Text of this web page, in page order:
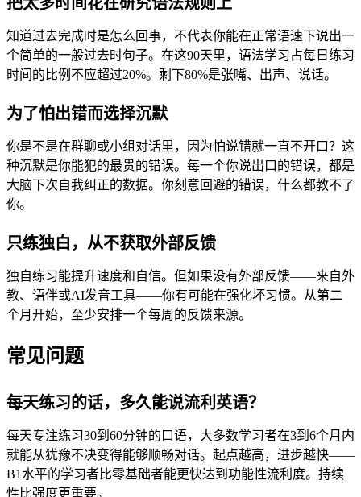
知道过去完成时是怎么回事，不代表你能在正常语速下说出一
个简单的一般过去时句子。在这90天里，语法学习占每日练习
时间的比例不应超过20%。剩下80%是张嘴、出声、说话。
为了怕出错而选择沉默
你是不是在群聊或小组对话里，因为怕说错就一直不开口？这
种沉默是你能犯的最贵的错误。每一个你说出口的错误，都是
大脑下次自我纠正的数据。你刻意回避的错误，什么都教不了
你。
只练独白，从不获取外部反馈
独自练习能提升速度和自信。但如果没有外部反馈——来自外
教、语伴或AI发音工具——你有可能在强化坏习惯。从第二
个月开始，至少安排一个每周的反馈来源。
常见问题
每天练习的话，多久能说流利英语？
每天专注练习30到60分钟的口语，大多数学习者在3到6个月内
就能从犹豫不决变得能够顺畅对话。起点越高，进步越快——
B1水平的学习者比零基础者能更快达到功能性流利度。持续
性比强度更重要。